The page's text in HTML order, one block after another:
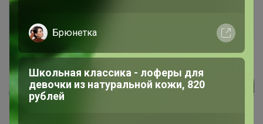
Брюнетка
Школьная классика - лоферы для
девочки из натуральной кожи, 820
рублей